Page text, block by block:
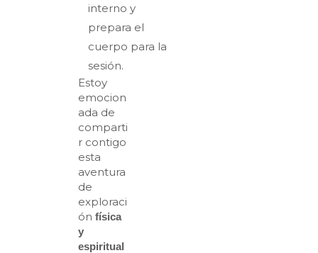
interno y
prepara el
cuerpo para la
sesión.
Estoy
emocion
ada de
comparti
r contigo
esta
aventura
de
exploraci
ón física
y
espiritual